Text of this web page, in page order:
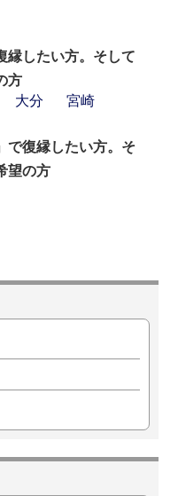
縁したい方。そして
方
大分
宮崎
で復縁したい方。そ
望の方